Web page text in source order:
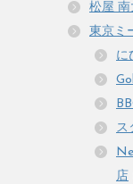
松屋 南
東京ミ
に
ス
店